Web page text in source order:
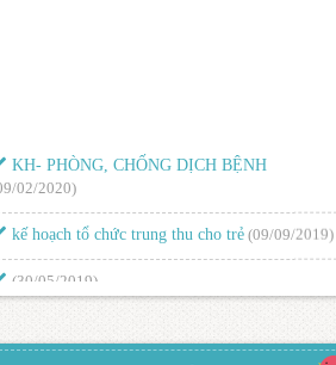
02/2020)
kế hoạch tổ chức trung thu cho trẻ (09/09/2019)
(30/05/2019)
LỊCH TRỰC NGHỈ LỄ 30/4 – 1/5 NĂM 2019
04/2019)